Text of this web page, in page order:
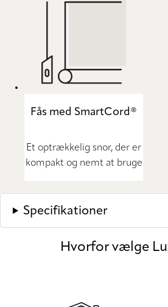
Fås med SmartCord®
Et optrækkelig snor, der er
kompakt og nemt at bruge
Specifikationer
Hvorfor vælge